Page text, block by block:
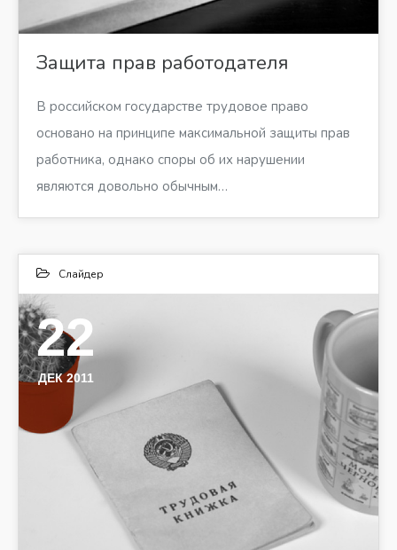
Защита прав работодателя
В российском государстве трудовое право
основано на принципе максимальной защиты прав
работника, однако споры об их нарушении
являются довольно обычным…
Слайдер
22
ДЕК 2011